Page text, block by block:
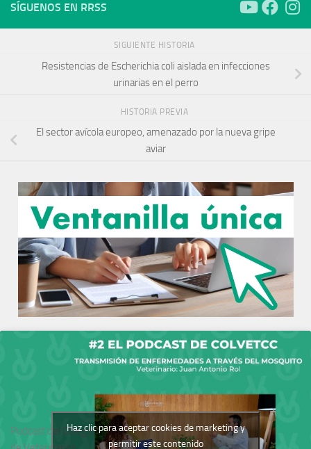
SÍGUENOS EN RRSS
SIGUIENTE HISTORIA
Resistencias de Escherichia coli aislada en infecciones
urinarias en el perro
HISTORIA PREVIA
El sector avícola europeo, amenazado por la nueva gripe
aviar
Podcast del ColegioHaz clic para aceptar cookies de marketing y
permitir este contenido